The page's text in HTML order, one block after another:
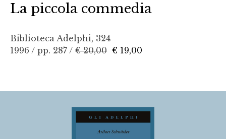
La piccola commedia
Biblioteca Adelphi, 324
1996 / pp. 287 / € 20,00 € 19,00